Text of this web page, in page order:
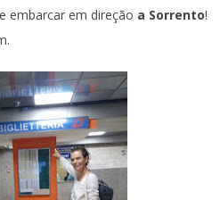
embarcar em direção a Sorrento!